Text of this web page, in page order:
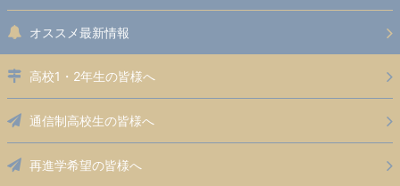
オススメ最新情報
高校1・2年生の皆様へ
通信制高校生の皆様へ
再進学希望の皆様へ